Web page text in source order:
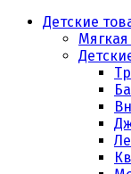
Детские